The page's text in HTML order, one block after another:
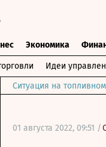
Экономика
Идеи
Ситуация на
01 августа 2022, 09:51 /